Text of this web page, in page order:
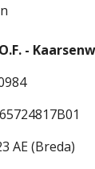
-
AE (Breda)